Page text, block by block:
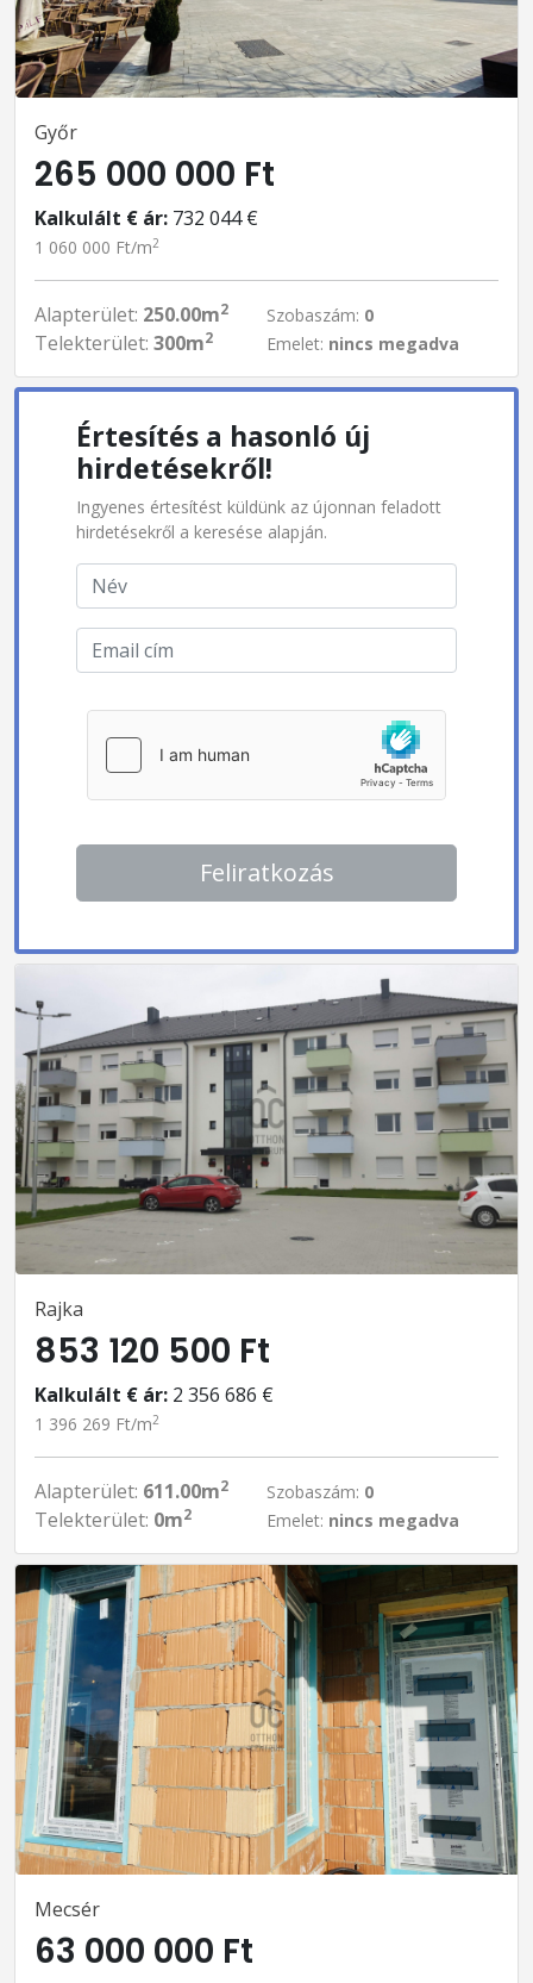
Győr
265 000 000 Ft
Kalkulált € ár: 732 044 €
1 060 000 Ft/m2
Alapterület: 250.00m2
Telekterület: 300m2
Szobaszám: 0
Emelet: nincs megadva
Értesítés a hasonló új
hirdetésekről!
Ingyenes értesítést küldünk az újonnan feladott
hirdetésekről a keresése alapján.
Feliratkozás
Rajka
853 120 500 Ft
Kalkulált € ár: 2 356 686 €
1 396 269 Ft/m2
Alapterület: 611.00m2
Telekterület: 0m2
Szobaszám: 0
Emelet: nincs megadva
Mecsér
63 000 000 Ft